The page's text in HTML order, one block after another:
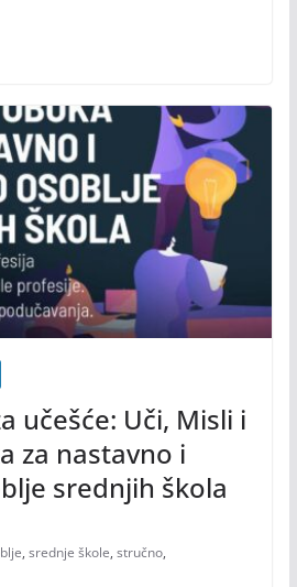
učešće: Uči, Misli i
za nastavno i
srednjih škola
, srednje škole, stručno,